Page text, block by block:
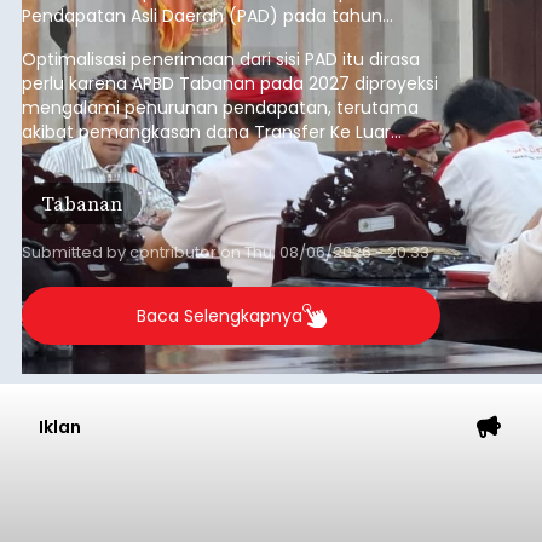
Baca Selengkapnya
Iklan